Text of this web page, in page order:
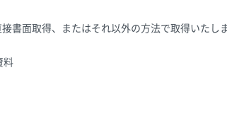
書面取得、またはそれ以外の方法で取得いたし
料